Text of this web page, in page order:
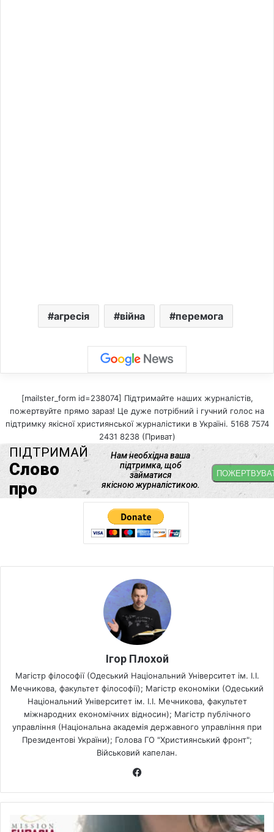
агресія війна перемога
[mailster_form id=238074] Підтримайте наших журналістів,
пожертвуйте прямо зараз! Це дуже потрібний і гучний голос на
підтримку якісної християнської журналістики в Україні. 5168 7574
2431 8238 (Приват)
Ігор Плохой
Магістр філософії (Одеський Національний Університет ім. І.І.
Мечникова, факультет філософії); Магістр економіки (Одеський
Національний Університет ім. І.І. Мечникова, факультет
міжнародних економічних відносин); Магістр публічного
управління (Національна академія державного управління при
Президентові України); Голова ГО "Християнський фронт";
Військовий капелан.
bo
ok
М